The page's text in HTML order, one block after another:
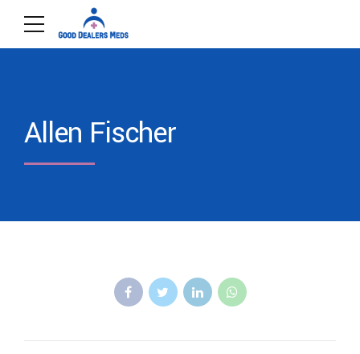
Allen Fischer